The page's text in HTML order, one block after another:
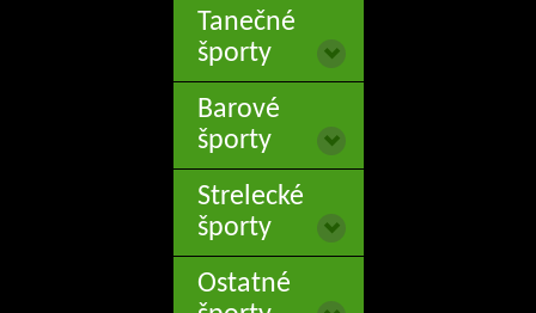
Tanečné
športy
Barové
športy
Strelecké
športy
Ostatné